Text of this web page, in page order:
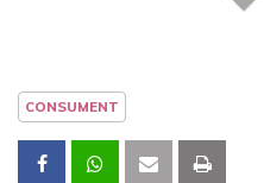
CONSUMENT